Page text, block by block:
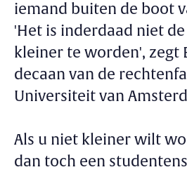
iemand buiten de boot
'Het is inderdaad niet
kleiner te worden', zegt
decaan van de
Universiteit van
Als u niet kleiner wilt
dan toch een